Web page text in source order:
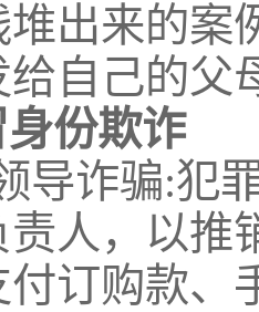
出来的案
自己的父
份欺诈
导诈骗:犯
人，以推
订购款、